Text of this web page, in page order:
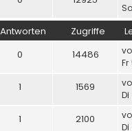
Antworten Zugriffe
0 14486
Fr
1 1569
Di
1 2100
Di